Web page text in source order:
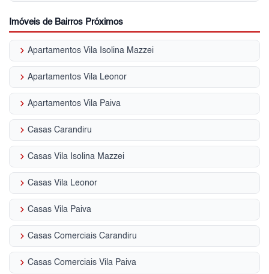
Imóveis de Bairros Próximos
keyboard_arrow_right Apartamentos Vila Isolina Mazzei
keyboard_arrow_right Apartamentos Vila Leonor
keyboard_arrow_right Apartamentos Vila Paiva
keyboard_arrow_right Casas Carandiru
keyboard_arrow_right Casas Vila Isolina Mazzei
keyboard_arrow_right Casas Vila Leonor
keyboard_arrow_right Casas Vila Paiva
keyboard_arrow_right Casas Comerciais Carandiru
keyboard_arrow_right Casas Comerciais Vila Paiva